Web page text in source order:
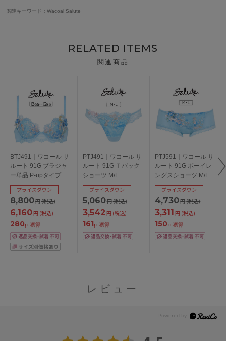
関連キーワード：Wacoal Salute
RELATED ITEMS
関連商品
BTJ491｜ワコール サ
ルート 91G ブラジャ
ー単品 P-upタイプ
BCDEFGカップ アン
ダー65/70/75/80/85cm
8,800円(税込)
プライスダウン
6,160円 (税込)
280pt獲得
PTJ491｜ワコール サ
ルート 91G Ｔバック
ショーツ M/L
5,060円(税込)
プライスダウン
3,542 円 (税込)
161pt獲得
PTJ591｜ワコール サ
ルート 91G ボーイレ
ングスショーツ M/L
4,730円(税込)
プライスダウン
3,311 円 (税込)
150pt獲得
レビュー